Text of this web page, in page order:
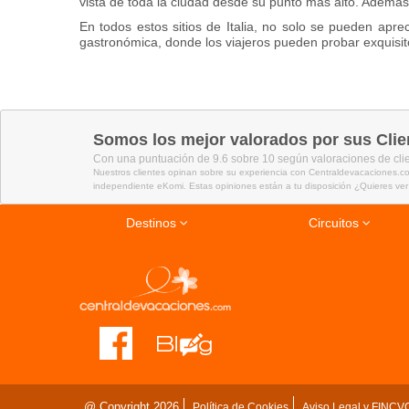
En todos estos sitios de Italia, no solo se pueden
gastronómica, donde los viajeros pueden probar
Somos los mejor valorados por sus
Con una puntuación de 9.6 sobre 10 según valoraciones de
Nuestros clientes opinan sobre su experiencia con
independiente eKomi. Estas opiniones están a tu disposición ¿Quieres
Destinos Circuitos
Combinados La Habana- Varadero
Viajes Organizados en Bali
Viajes en Octubre
Viajes a República Dominicana
Viajes Todo Incluido a Perú
Berlín, Praga y Viena
Multidestino, tu viaje soñado